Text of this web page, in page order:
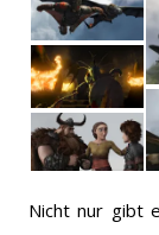
Nicht nur gibt